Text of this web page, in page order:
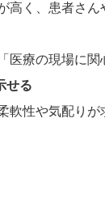
く、患者さん
療の現場に関
せる
性や気配りが